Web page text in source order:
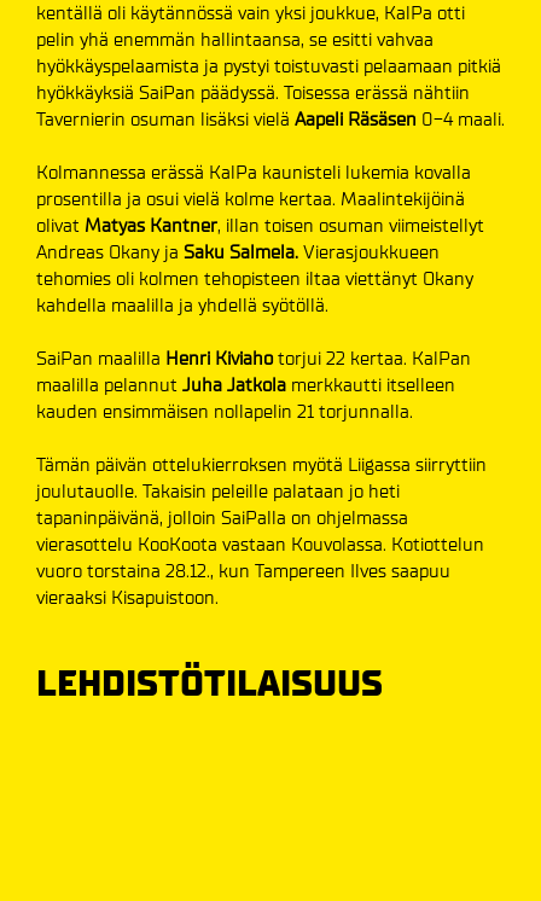
kentällä oli käytännössä vain yksi joukkue, KalPa otti
pelin yhä enemmän hallintaansa, se esitti vahvaa
hyökkäyspelaamista ja pystyi toistuvasti pelaamaan pitkiä
hyökkäyksiä SaiPan päädyssä. Toisessa erässä nähtiin
Tavernierin osuman lisäksi vielä Aapeli Räsäsen 0-4 maali.
Kolmannessa erässä KalPa kaunisteli lukemia kovalla
prosentilla ja osui vielä kolme kertaa. Maalintekijöinä
olivat Matyas Kantner, illan toisen osuman viimeistellyt
Andreas Okany ja Saku Salmela. Vierasjoukkueen
tehomies oli kolmen tehopisteen iltaa viettänyt Okany
kahdella maalilla ja yhdellä syötöllä.
SaiPan maalilla Henri Kiviahotorjui 22 kertaa. KalPan
maalilla pelannut Juha Jatkola merkkautti itselleen
kauden ensimmäisen nollapelin 21 torjunnalla.
Tämän päivän ottelukierroksen myötä Liigassa siirryttiin
joulutauolle. Takaisin peleille palataan jo heti
tapaninpäivänä, jolloin SaiPalla on ohjelmassa
vierasottelu KooKoota vastaan Kouvolassa. Kotiottelun
vuoro torstaina 28.12., kun Tampereen Ilves saapuu
vieraaksi Kisapuistoon.
LEHDISTÖTILAISUUS